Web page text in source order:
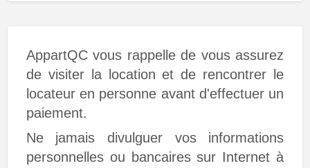
AppartQC vous rappelle de vous assurez
de visiter la location et de rencontrer le
locateur en personne avant d'effectuer un
paiement.
Ne jamais divulguer vos informations
personnelles ou bancaires sur Internet à